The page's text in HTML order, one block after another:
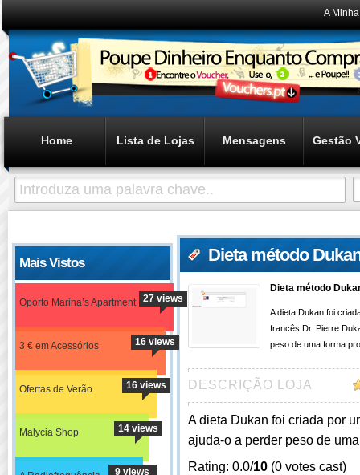
A
Home Lista de Lojas Mensagens Gestão
Mais Vistos
Oporto Marina’s Apartment 27 views
3 € em Acessórios 16 views
Ofertas de Verão 16 views
Malycia Shop 14 views
9 views
Dieta método
Dieta método
A dieta Dukan foi
francês Dr. Pierre
peso de uma forma
DESCRIÇÃO LOJA
A dieta Dukan foi criada por
ajuda-o a perder peso de
Rating: 0.0/10 (0 votes cast)